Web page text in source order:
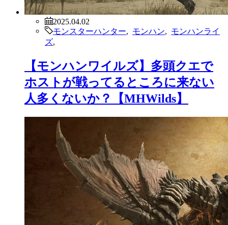
2025.04.02
モンスターハンター
モンハン
モンハンライ
ズ
【モンハンワイルズ】多頭クエで
ホストが戦ってるところに来ない
人多くないか？【MHWilds】